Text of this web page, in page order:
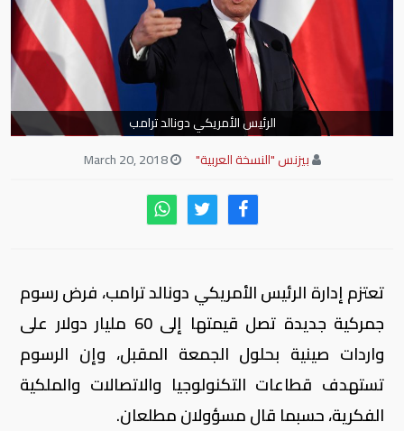
الرئيس الأمريكي دونالد ترامب
بيزنس "النسخة العربية"
March 20, 2018
تعتزم إدارة الرئيس الأمريكي دونالد ترامب، فرض رسوم
جمركية جديدة تصل قيمتها إلى 60 مليار دولار على
واردات صينية بحلول الجمعة المقبل، وإن الرسوم
تستهدف قطاعات التكنولوجيا والاتصالات والملكية
الفكرية، حسبما قال مسؤولان مطلعان.